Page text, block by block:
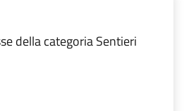
della categoria Sentieri